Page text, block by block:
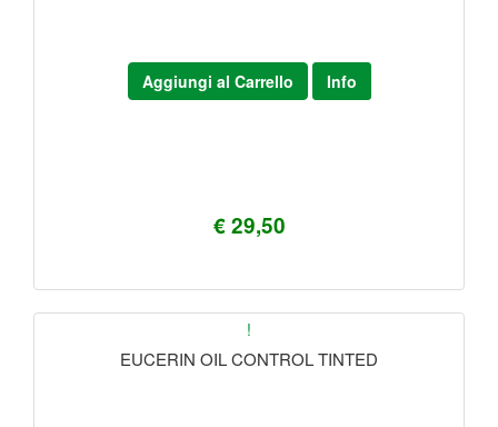
€ 29,50
Aggiungi al Carrello Info
!
EUCERIN OIL CONTROL TINTED